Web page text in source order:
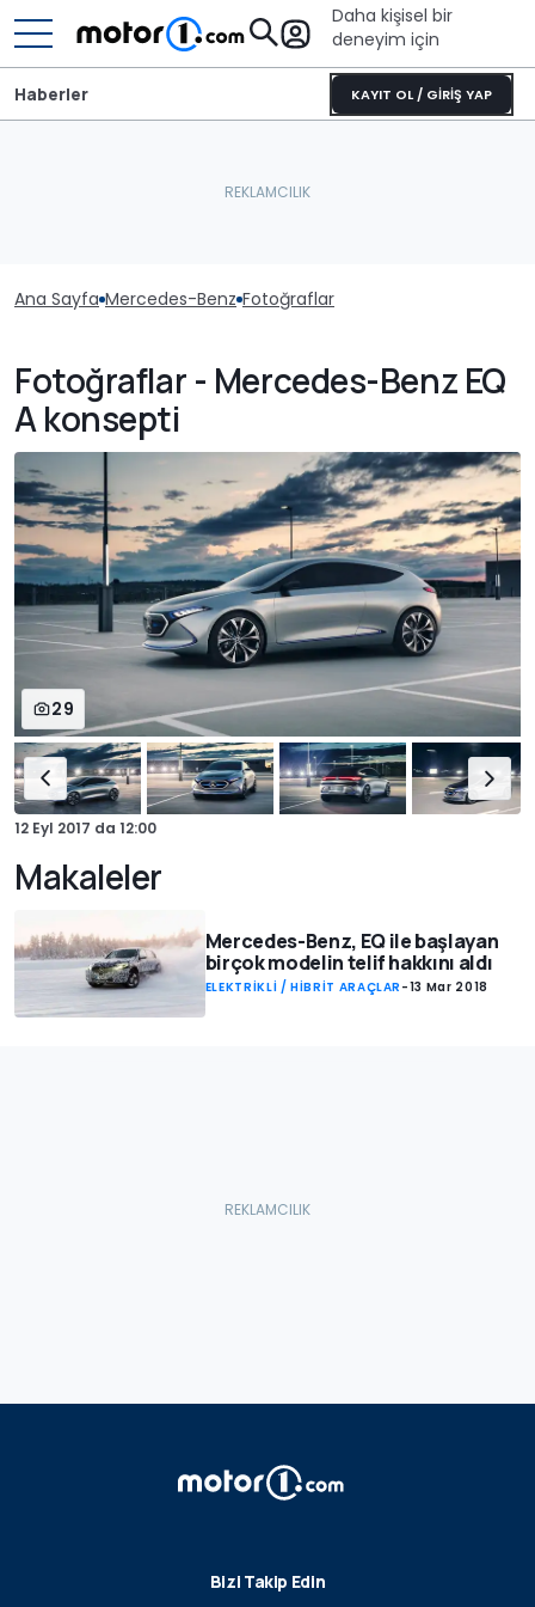
Daha kişisel bir
deneyim için
KAYIT OL / GİRİŞ YAP
Haberler
Ana Sayfa Mercedes-Benz Fotoğraflar
Fotoğraflar - Mercedes-Benz EQ
A konsepti
29
12 Eyl 2017 da 12:00
Makaleler
Mercedes-Benz, EQ ile başlayan
birçok modelin telif hakkını aldı
ELEKTRİKLİ / HİBRİT ARAÇLAR -13 Mar 2018
Bizi Takip Edin